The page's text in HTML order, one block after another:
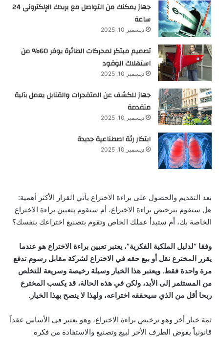
جهاز يمكنك من التواصل مع بريدك الإلكتروني 24
ساعة
ديسمبر 10, 2025
تصميم مبتكر لمحركات الطائرة يوفر 60% من
استهلاك الوقود
ديسمبر 10, 2025
جهاز للكشف عن المتفجرات والقنابل يعمل بآلية
متقدمة
ديسمبر 10, 2025
ابتكار رئة اصطناعية جديدة
ديسمبر 10, 2025
بعد التقديم والحصول على براءة الاختراع يأتي القرار الأكثر أهمية:
هل ستقوم بترخيص براءة الاختراع، أم ستقوم بتعيين براءة الاختراع
الخاصة بك، أم ستبدأ عملك الخاص وتقوم بتصنيع اختراعك بنفسك؟
وفقا “لدليل الملكية الفكرية”، يعتبر تعيين براءة الاختراع هو عندما
يقرر المخترع نقل أو بيع حقه في الاختراع لشركة مقابل رسوم تدفع
مرة واحدة فقط. ويعتبر هذا الخيار وسيلة رخيصة وسريعة للتخلص
من المستثمر إلى الأبد، ولكن في هذه الحالة، قد يكسب المخترع
ربحا أقل من الذي سيحققه اختراعه، ولهذا لا ينصح بهذا الخيار.
ثمة خيار أخر وهو ترخيص براءة الاختراع، وهو يعتبر في الأساس عقداً
قانونياً يفوض الطرف الأخر لبيع وتصنيع والاستفادة من فكرة